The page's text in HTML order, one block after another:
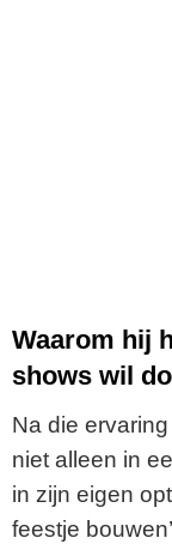
Waarom hij
shows wil
Na die
niet alleen in
in zijn eigen
feestje